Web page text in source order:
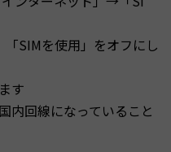
SIMを使用」をオフにし
す
内回線になっていること